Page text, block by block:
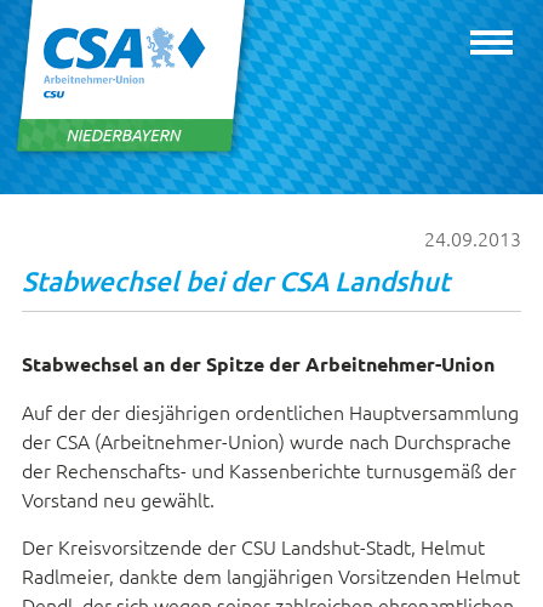
24.09.2013
Stabwechsel bei der CSA Landshut
Stabwechsel an der Spitze der Arbeitnehmer-Union
Auf der der diesjährigen ordentlichen Hauptversammlung
der CSA (Arbeitnehmer-Union) wurde nach Durchsprache
der Rechenschafts- und Kassenberichte turnusgemäß der
Vorstand neu gewählt.
Der Kreisvorsitzende der CSU Landshut-Stadt, Helmut
Radlmeier, dankte dem langjährigen Vorsitzenden Helmut